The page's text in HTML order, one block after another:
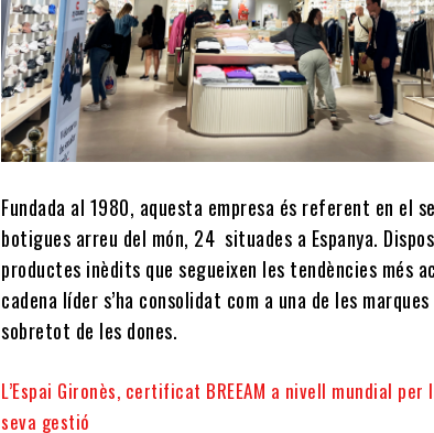
Fundada al 1980, aquesta empresa és referent en el
botigues arreu del món, 24 situades a Espanya.
productes inèdits que segueixen les tendències més
cadena líder s’ha consolidat com a una de les
sobretot de les dones.
L’Espai Gironès, certificat BREEAM a nivell mundial
seva gestió